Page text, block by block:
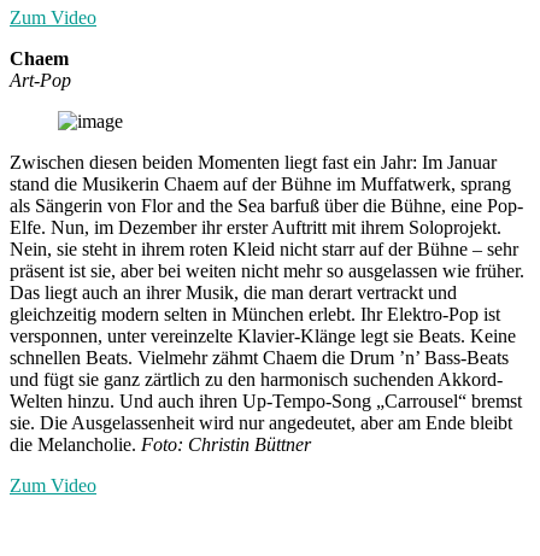
Zum Video
Chaem
Art-Pop
Zwischen diesen beiden Momenten liegt fast ein Jahr: Im Januar
stand die Musikerin Chaem auf der Bühne im Muffatwerk, sprang
als Sängerin von Flor and the Sea barfuß über die Bühne, eine Pop-
Elfe. Nun, im Dezember ihr erster Auftritt mit ihrem Soloprojekt.
Nein, sie steht in ihrem roten Kleid nicht starr auf der Bühne – sehr
präsent ist sie, aber bei weiten nicht mehr so ausgelassen wie früher.
Das liegt auch an ihrer Musik, die man derart vertrackt und
gleichzeitig modern selten in München erlebt. Ihr Elektro-Pop ist
versponnen, unter vereinzelte Klavier-Klänge legt sie Beats. Keine
schnellen Beats. Vielmehr zähmt Chaem die Drum ’n’ Bass-Beats
und fügt sie ganz zärtlich zu den harmonisch suchenden Akkord-
Welten hinzu. Und auch ihren Up-Tempo-Song „Carrousel“ bremst
sie. Die Ausgelassenheit wird nur angedeutet, aber am Ende bleibt
die Melancholie. Foto: Christin Büttner
Zum Video